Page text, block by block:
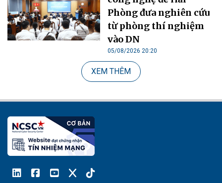
Phòng đưa nghiên cứu
từ phòng thí nghiệm
vào DN
05/08/2026 20:20
XEM THÊM